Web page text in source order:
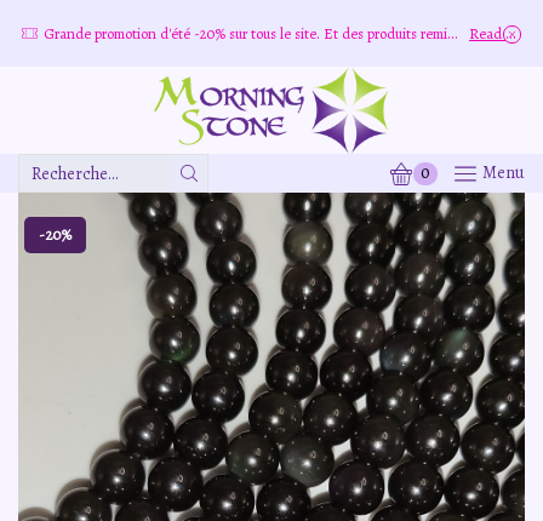
Grande promotion d'été -20% sur tous le site. Et des produits remisé indépendamment Read more
Zone
De
Saisie
Recherche
0 Menu
-20%